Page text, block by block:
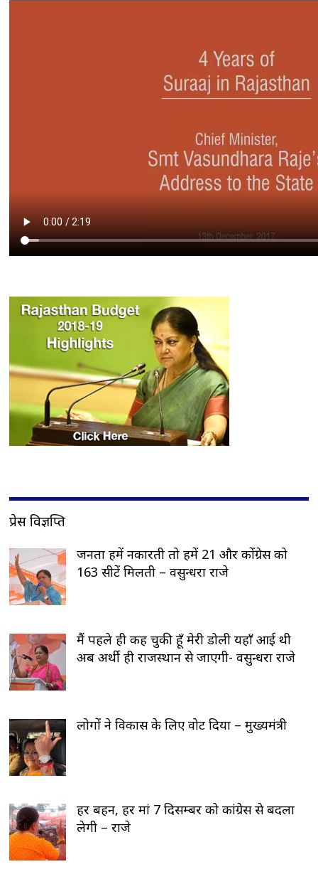
प्रेस विज्ञप्ति
जनता हमें नकारती तो हमें 21 और कोंग्रेस को
163 सीटें मिलती – वसुन्धरा राजे
मैं पहले ही कह चुकी हूँ मेरी डोली यहाँ आई थी
अब अर्थी ही राजस्थान से जाएगी- वसुन्धरा राजे
लोगों ने विकास के लिए वोट दिया – मुख्यमंत्री
हर बहन, हर मां 7 दिसम्बर को कांग्रेस से बदला
लेगी – राजे